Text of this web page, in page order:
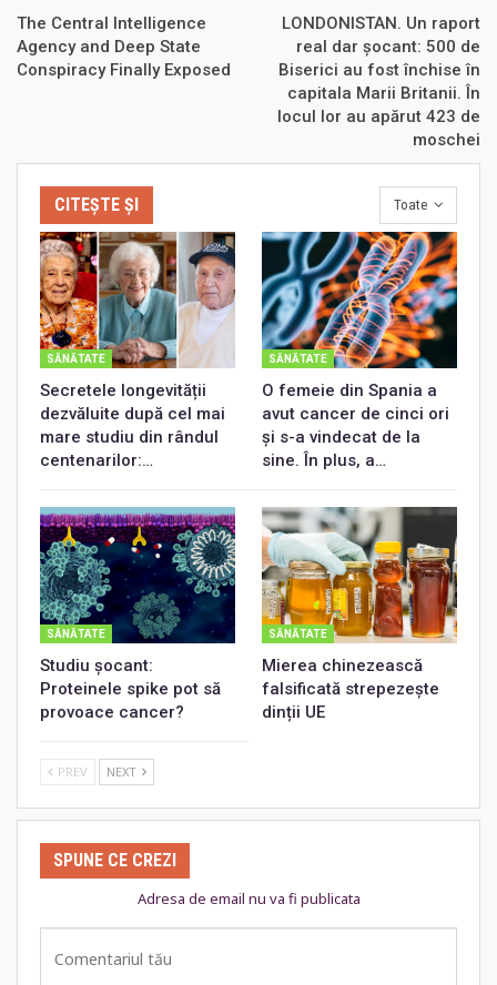
The Central Intelligence
Agency and Deep State
Conspiracy Finally Exposed
LONDONISTAN. Un raport
real dar șocant: 500 de
Biserici au fost închise în
capitala Marii Britanii. În
locul lor au apărut 423 de
moschei
Toate
CITEȘTE ȘI
SĂNĂTATE
Secretele longevității
dezvăluite după cel mai
mare studiu din rândul
centenarilor:…
SĂNĂTATE
O femeie din Spania a
avut cancer de cinci ori
și s-a vindecat de la
sine. În plus, a…
SĂNĂTATE
Studiu șocant:
Proteinele spike pot să
provoace cancer?
SĂNĂTATE
Mierea chinezească
falsificată strepezește
dinții UE
PREV NEXT
SPUNE CE CREZI
Adresa de email nu va fi publicata